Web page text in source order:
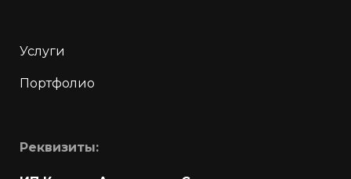
Услуги
Портфолио
Реквизиты: